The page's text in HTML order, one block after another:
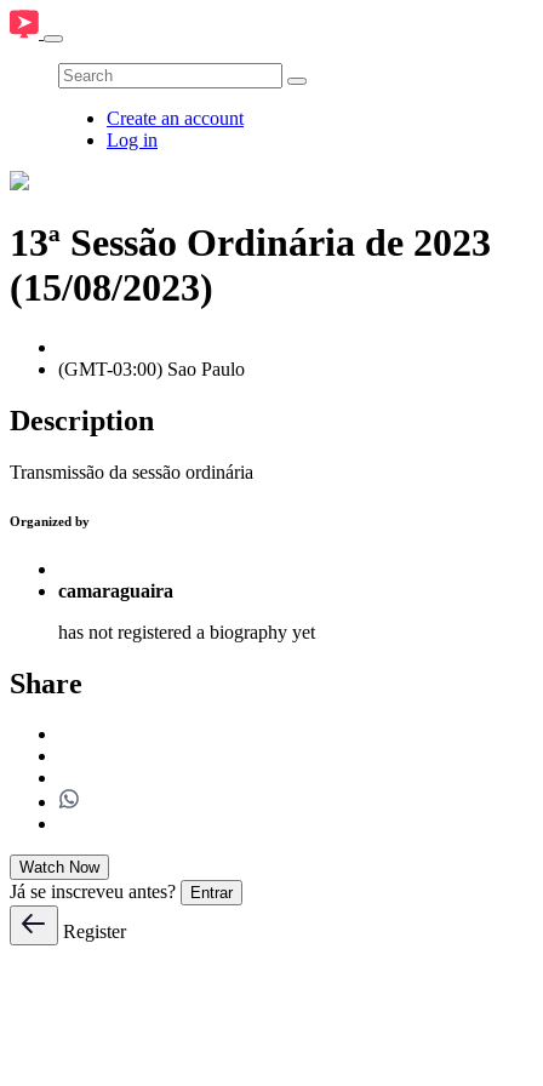
Create an account
Log in
13ª Sessão Ordinária de 2023
(15/08/2023)
(GMT-03:00) Sao Paulo
Description
Transmissão da sessão ordinária
Organized by
camaraguaira
has not registered a biography yet
Share
Watch Now
Já se inscreveu antes? Entrar
Register